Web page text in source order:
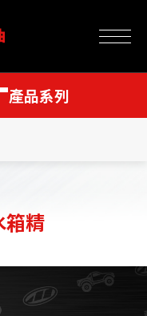
產品系列
箱精